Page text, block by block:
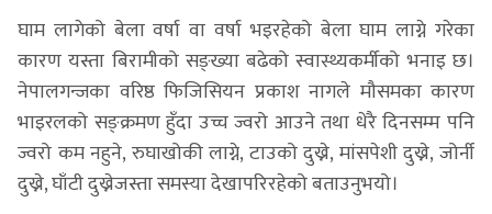
घाम लागेको बेला वर्षा वा वर्षा भइरहेको बेला घाम लाग्ने गरेका
कारण यस्ता बिरामीको सङ्ख्या बढेको स्वास्थ्यकर्मीको भनाइ छ।
नेपालगन्जका वरिष्ठ फिजिसियन प्रकाश नागले मौसमका कारण
भाइरलको सङ्क्रमण हुँदा उच्च ज्वरो आउने तथा धेरै दिनसम्म पनि
ज्वरो कम नहुने, रुघाखोकी लाग्ने, टाउको दुख्ने, मांसपेशी दुख्ने, जोर्नी
दुख्ने, घाँटी दुख्नेजस्ता समस्या देखापरिरहेको बताउनुभयो।